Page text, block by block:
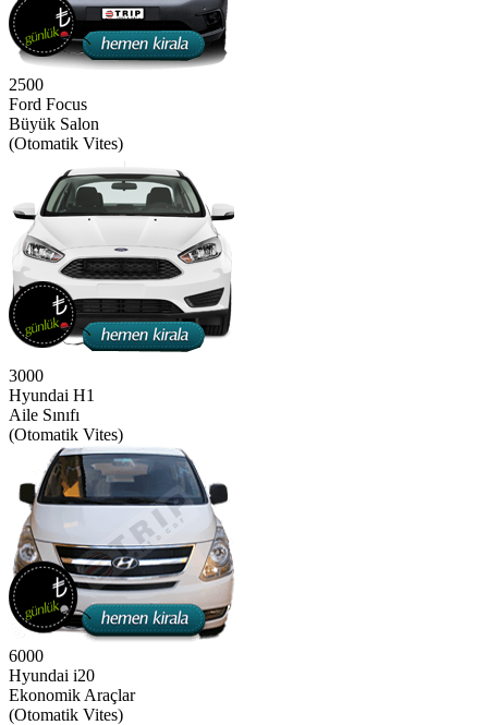
2500
Ford Focus
Büyük Salon
(Otomatik Vites)
3000
Hyundai H1
Aile Sınıfı
(Otomatik Vites)
6000
Hyundai i20
Ekonomik Araçlar
(Otomatik Vites)